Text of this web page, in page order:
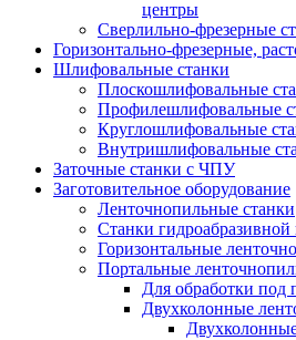
центры
Сверлильно-фрезерные
Горизонтально-фрезерные,
Шлифовальные станки
Плоскошлифовальные
Профилешлифовальные
Круглошлифовальные
Внутришлифовальные
Заточные станки с ЧПУ
Заготовительное оборудование
Ленточнопильные станки
Станки гидроабразивной
Горизонтальные
Портальные
Для обработки под
Двухколонные